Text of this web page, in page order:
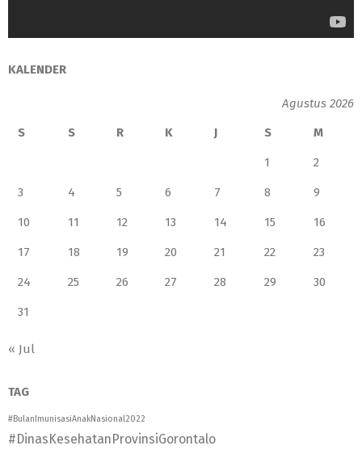
KALENDER
Agustus 2026
S
S R K J S M
1 2
3 4 5 6 7 8 9
10 11 12 13 14 15 16
17 18 19 20 21 22 23
24 25 26 27 28 29 30
31
« Jul
TAG
#BulanImunisasiAnakNasional2022
#DinasKesehatanProvinsiGorontalo